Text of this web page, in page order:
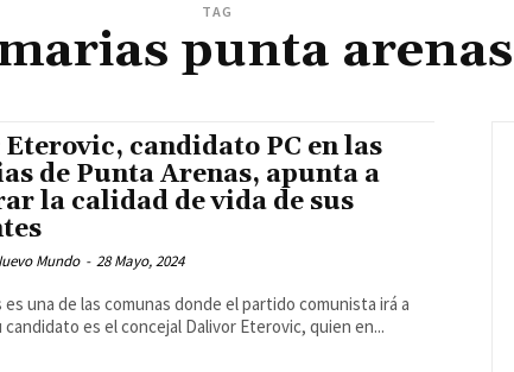
TAG
punta arenas
candidato PC en las
de Punta Arenas, apunta a
la calidad de vida de sus
Mundo - 28 Mayo, 2024
es una de las comunas donde el partido comunista irá a
candidato es el concejal Dalivor Eterovic, quien en...